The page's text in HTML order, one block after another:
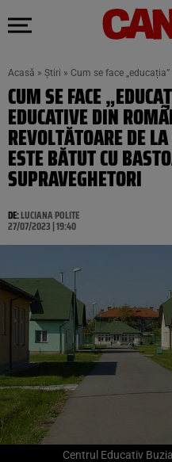
Acasă » Știri » Cum se face
CUM SE FACE
EDUCATIVE DIN
REVOLTĂTOARE DE
ESTE BĂTUT CU
SUPRAVEGHETORI
DE:LUCIANA POLITE
27/07/2023 | 19:40
Centrul Educativ